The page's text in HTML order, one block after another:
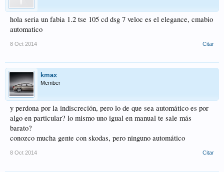
hola seria un fabia 1.2 tse 105 cd dsg 7 veloc es el elegance, cmabio
automatico
8 Oct 2014 Citar
kmax
Member
y perdona por la indiscreción, pero lo de que sea automático es por
algo en particular? lo mismo uno igual en manual te sale más
barato?
conozco mucha gente con skodas, pero ninguno automático
8 Oct 2014 Citar